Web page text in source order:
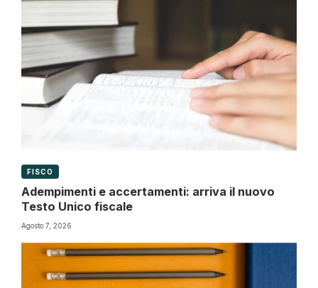
FISCO
Adempimenti e accertamenti: arriva il nuovo
Testo Unico fiscale
Agosto 7, 2026